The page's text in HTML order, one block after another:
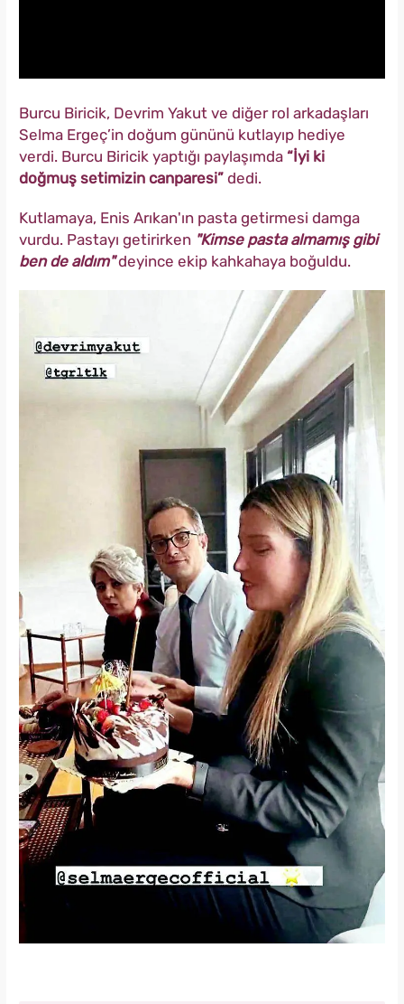
Burcu Biricik, Devrim Yakut ve diğer rol arkadaşları
Selma Ergeç’in doğum gününü kutlayıp hediye
verdi. Burcu Biricik yaptığı paylaşımda “İyi ki
doğmuş setimizin canparesi” dedi.
Kutlamaya, Enis Arıkan'ın pasta getirmesi damga
vurdu. Pastayı getirirken "Kimse pasta almamış gibi
ben de aldım"deyince ekip kahkahaya boğuldu.